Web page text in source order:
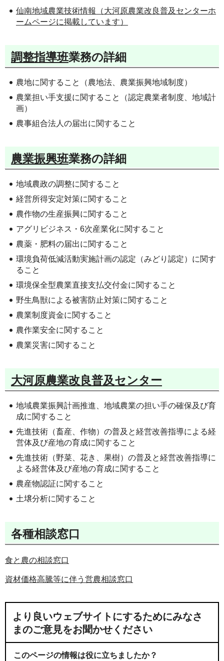
仙南地域農業技術情報（大河原農業改良普及センターホ
ームページに掲載しています）
調整指導班業務の詳細
農地に関すること（農地法、農業振興地域制度）
農業担い手支援に関すること（認定農業者制度、地域計
画）
農事組合法人の届出に関すること
農業振興班業務の詳細
地域農政の調整に関すること
経営所得安定対策に関すること
農作物の生産振興に関すること
アグリビジネス・6次産業化に関すること
農薬・肥料の届出に関すること
環境負荷低減活動実施計画の認定（みどり認定）に関す
ること
環境保全型農業直接支払交付金に関すること
野生鳥獣による被害防止対策に関すること
農業制度資金に関すること
農作業安全に関すること
農業災害に関すること
大河原農業改良普及センター
地域農業振興計画推進、地域農業の担い手の確保及び育
成に関すること
先進技術（畜産、作物）の普及と経営改善指導による経
営体及び産地の育成に関すること
先進技術（野菜、花き、果樹）の普及と経営改善指導に
よる経営体及び産地の育成に関すること
農産物認証に関すること
土壌分析に関すること
各種相談窓口
食と農の相談窓口
資材価格高騰等に伴う営農相談窓口
より良いウェブサイトにするためにみなさ
まのご意見をお聞かせください
このページの情報は役に立ちましたか？